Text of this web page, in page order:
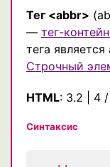
Тег <abbr>
— тег-
тега
Строчный
HTML: 3.2 4 /
Синтаксис